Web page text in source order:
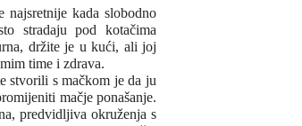
kada slobodno
stradaju pod kotačima
držite je u kući, ali joj
time i zdrava.
stvorili s mačkom je da ju
mačje ponašanje.
predvidljiva okruženja s